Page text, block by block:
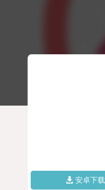
安卓下载